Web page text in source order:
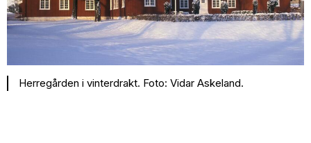
Herregården i vinterdrakt. Foto: Vidar Askeland.